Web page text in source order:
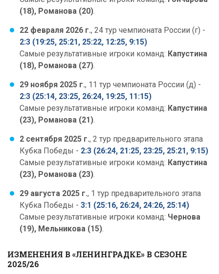
(18), Романова (20).
22 февраля 2026 г., 24 тур чемпионата России (г) -
2:3 (19:25, 25:21, 25:22, 12:25, 9:15)
Самые результативные игроки команд: Капустина
(18), Романова (27).
29 ноября 2025 г., 11 тур чемпионата России (д) -
2:3 (25:14, 23:25, 26:24, 19:25, 11:15)
Самые результативные игроки команд: Капустина
(23), Романова (21).
2 сентября 2025 г., 2 тур предварительного этапа
Кубка Победы - 2:3 (26:24, 21:25, 23:25, 25:21, 9:15)
Самые результативные игроки команд: Капустина
(23), Романова (23).
29 августа 2025 г., 1 тур предварительного этапа
Кубка Победы - 3:1 (25:16, 26:24, 24:26, 25:14)
Самые результативные игроки команд: Чернова
(19), Мельникова (15).
ИЗМЕНЕНИЯ В «ЛЕНИНГРАДКЕ» В СЕЗОНЕ
2025/26